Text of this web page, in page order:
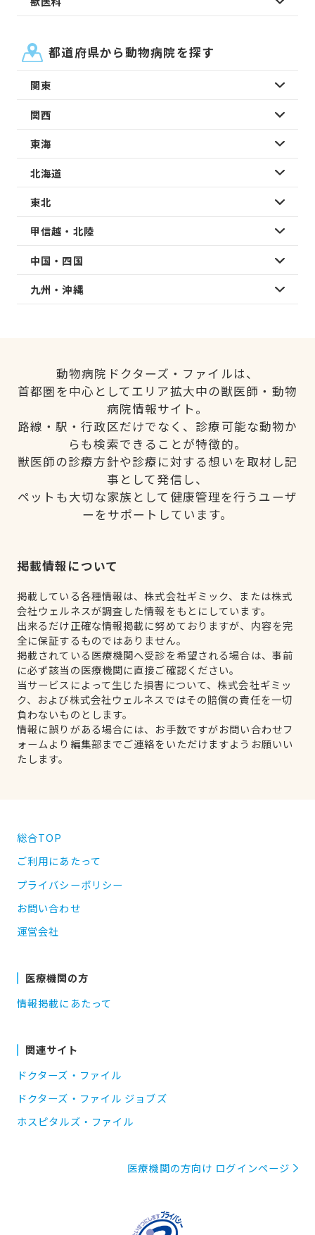
都道府県から動物病院を探す
関東
関西
東海
北海道
東北
甲信越・北陸
中国・四国
九州・沖縄
動物病院ドクターズ・ファイルは、
首都圏を中心としてエリア拡大中の獣医師・動物
病院情報サイト。
路線・駅・行政区だけでなく、診療可能な動物か
らも検索できることが特徴的。
獣医師の診療方針や診療に対する想いを取材し記
事として発信し、
ペットも大切な家族として健康管理を行うユーザ
ーをサポートしています。
掲載情報について
掲載している各種情報は、株式会社ギミック、または株式
会社ウェルネスが調査した情報をもとにしています。
出来るだけ正確な情報掲載に努めておりますが、内容を完
全に保証するものではありません。
掲載されている医療機関へ受診を希望される場合は、事前
に必ず該当の医療機関に直接ご確認ください。
当サービスによって生じた損害について、株式会社ギミッ
ク、および株式会社ウェルネスではその賠償の責任を一切
負わないものとします。
情報に誤りがある場合には、お手数ですがお問い合わせフ
ォームより編集部までご連絡をいただけますようお願いい
たします。
総合TOP
ご利用にあたって
プライバシーポリシー
お問い合わせ
運営会社
医療機関の方
情報掲載にあたって
関連サイト
ドクターズ・ファイル
ドクターズ・ファイル ジョブズ
ホスピタルズ・ファイル
医療機関の方向け ログインページ